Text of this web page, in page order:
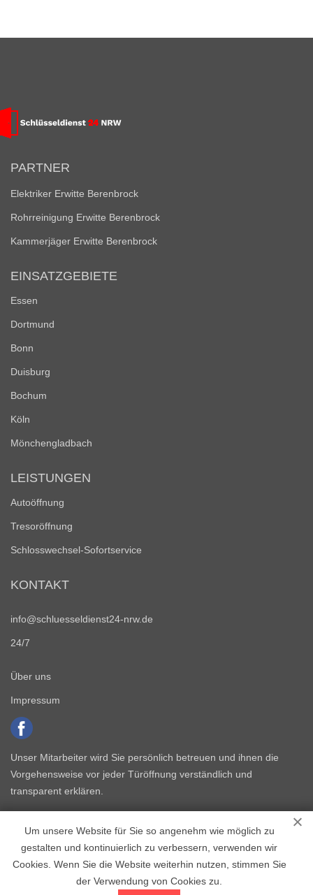
Um unsere Website für Sie so angenehm wie möglich zu
gestalten und kontinuierlich zu verbessern, verwenden wir
Cookies. Wenn Sie die Website weiterhin nutzen, stimmen Sie
der Verwendung von Cookies zu.
PARTNER
Elektriker Erwitte Berenbrock
Rohrreinigung Erwitte Berenbrock
Kammerjäger Erwitte Berenbrock
EINSATZGEBIETE
Essen
Dortmund
Bonn
Duisburg
Bochum
Köln
Mönchengladbach
LEISTUNGEN
Autoöffnung
Tresoröffnung
Schlosswechsel-Sofortservice
KONTAKT
info@schluesseldienst24-nrw.de
24/7
Über uns
Impressum
Unser Mitarbeiter wird Sie persönlich betreuen und ihnen die
Vorgehensweise vor jeder Türöffnung verständlich und
transparent erklären.
Copyright © 2015 - 2026 Schlüsseldienst NRW